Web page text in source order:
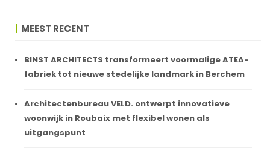
MEEST RECENT
BINST ARCHITECTS transformeert voormalige ATEA-
fabriek tot nieuwe stedelijke landmark in Berchem
Architectenbureau VELD. ontwerpt innovatieve
woonwijk in Roubaix met flexibel wonen als
uitgangspunt